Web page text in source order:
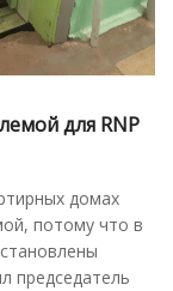
для RNP
домах
потому что в
председатель